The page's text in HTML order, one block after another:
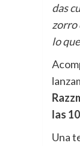
das
zorro
lo
las
Una